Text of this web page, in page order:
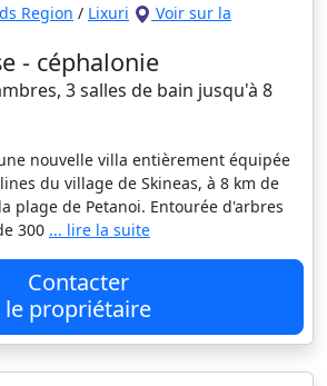
Region / Lixuri
Voir sur la
- céphalonie
3 salles de bain jusqu'à 8
nouvelle villa entièrement équipée
du village de Skineas, à 8 km de
plage de Petanoi. Entourée d'arbres
300 ... lire la suite
Contacter
le propriétaire